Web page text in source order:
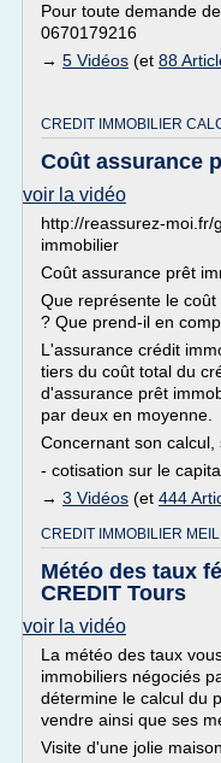
Pour toute demande
0670179216
→ 5 Vidéos (et 88
CREDIT IMMOBILIER
Coût assurance
voir la vidéo
http://reassurez-moi.fr/
immobilier
Coût assurance prêt
Que représente le
? Que prend-il en
L'assurance crédit
tiers du coût total du
d'assurance prêt
par deux en moyenne.
Concernant son
- cotisation sur le
→ 3 Vidéos (et 444
CREDIT IMMOBILIER
Météo des taux
CREDIT Tours
voir la vidéo
La météo des taux
immobiliers négociés
détermine le calcul du
vendre ainsi que ses
Visite d'une jolie